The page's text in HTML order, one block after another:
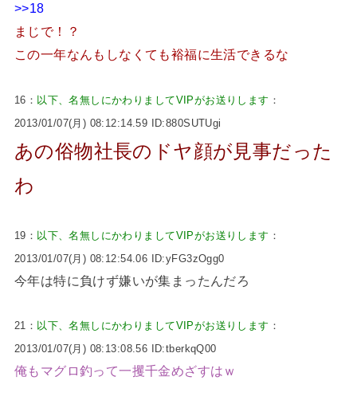
>>18
まじで！？
この一年なんもしなくても裕福に生活できるな
16： 以下、名無しにかわりましてVIPがお送りします ：
2013/01/07(月) 08:12:14.59 ID:880SUTUgi
あの俗物社長のドヤ顔が見事だった
わ
19： 以下、名無しにかわりましてVIPがお送りします ：
2013/01/07(月) 08:12:54.06 ID:yFG3zOgg0
今年は特に負けず嫌いが集まったんだろ
21： 以下、名無しにかわりましてVIPがお送りします ：
2013/01/07(月) 08:13:08.56 ID:tberkqQ00
俺もマグロ釣って一攫千金めざすはｗ